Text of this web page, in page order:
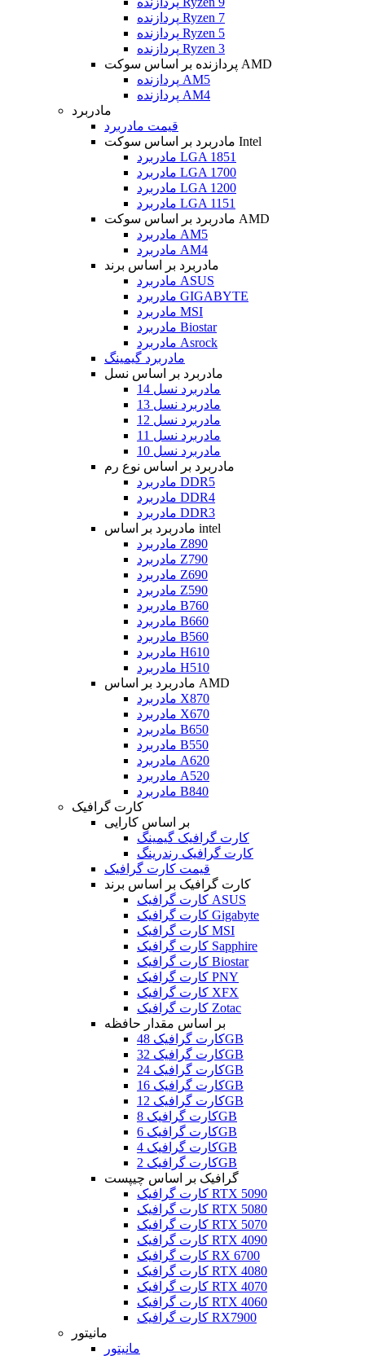
پردازنده Ryzen 7
پردازنده Ryzen 5
پردازنده Ryzen 3
پردازنده بر اساس سوکت AMD
پردازنده AM5
پردازنده AM4
مادربرد
قیمت مادربرد
مادربرد بر اساس سوکت Intel
مادربرد LGA 1851
مادربرد LGA 1700
مادربرد LGA 1200
مادربرد LGA 1151
مادربرد بر اساس سوکت AMD
مادربرد AM5
مادربرد AM4
مادربرد بر اساس برند
مادربرد ASUS
مادربرد GIGABYTE
مادربرد MSI
مادربرد Biostar
مادربرد Asrock
مادربرد گیمینگ
مادربرد بر اساس نسل
مادربرد نسل 14
مادربرد نسل 13
مادربرد نسل 12
مادربرد نسل 11
مادربرد نسل 10
مادربرد بر اساس نوع رم
مادربرد DDR5
مادربرد DDR4
مادربرد DDR3
مادربرد بر اساس intel
مادربرد Z890
مادربرد Z790
مادربرد Z690
مادربرد Z590
مادربرد B760
مادربرد B660
مادربرد B560
مادربرد H610
مادربرد H510
مادربرد بر اساس AMD
مادربرد X870
مادربرد X670
مادربرد B650
مادربرد B550
مادربرد A620
مادربرد A520
مادربرد B840
کارت گرافیک
بر اساس کارایی
کارت گرافیک گیمینگ
کارت گرافیک رندرینگ
قیمت کارت گرافیک
کارت گرافیک بر اساس برند
کارت گرافیک ASUS
کارت گرافیک Gigabyte
کارت گرافیک MSI
کارت گرافیک Sapphire
کارت گرافیک Biostar
کارت گرافیک PNY
کارت گرافیک XFX
کارت گرافیک Zotac
بر اساس مقدار حافظه
کارت گرافیک 48GB
کارت گرافیک 32GB
کارت گرافیک 24GB
کارت گرافیک 16GB
کارت گرافیک 12GB
کارت گرافیک 8GB
کارت گرافیک 6GB
کارت گرافیک 4GB
کارت گرافیک 2GB
گرافیک بر اساس چیپست
کارت گرافیک RTX 5090
کارت گرافیک RTX 5080
کارت گرافیک RTX 5070
کارت گرافیک RTX 4090
کارت گرافیک RX 6700
کارت گرافیک RTX 4080
کارت گرافیک RTX 4070
کارت گرافیک RTX 4060
کارت گرافیک RX7900
مانیتور
مانیتور